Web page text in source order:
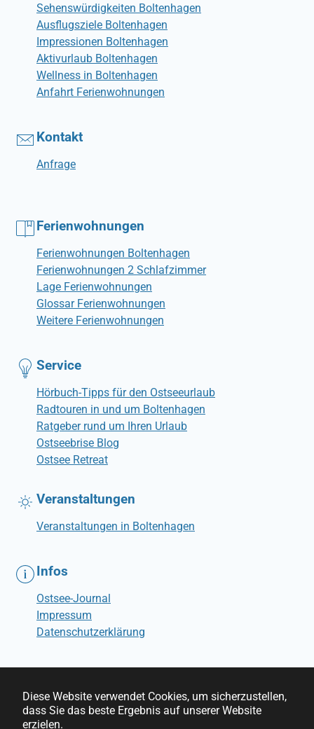
Diese Website verwendet Cookies, um sicherzustellen,
dass Sie das beste Ergebnis auf unserer Website
erzielen.
Sehenswürdigkeiten Boltenhagen
Ausflugsziele Boltenhagen
Impressionen Boltenhagen
Aktivurlaub Boltenhagen
Wellness in Boltenhagen
Anfahrt Ferienwohnungen
Kontakt
Anfrage
Ferienwohnungen
Ferienwohnungen Boltenhagen
Ferienwohnungen 2 Schlafzimmer
Lage Ferienwohnungen
Glossar Ferienwohnungen
Weitere Ferienwohnungen
Service
Hörbuch-Tipps für den Ostseeurlaub
Radtouren in und um Boltenhagen
Ratgeber rund um Ihren Urlaub
Ostseebrise Blog
Ostsee Retreat
Veranstaltungen
Veranstaltungen in Boltenhagen
Infos
Ostsee-Journal
Impressum
Datenschutzerklärung
© Ostseebrise Ferienwohnungen